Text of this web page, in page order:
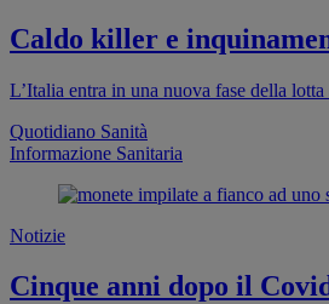
Caldo killer e
L’Italia entra in una nuova fase della
Quotidiano Sanità
Informazione Sanitaria
Notizie
Cinque anni dopo il